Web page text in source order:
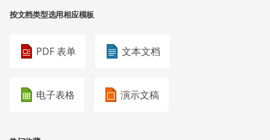
按文档类型选用相应模板
PDF 表单 文本文档
电子表格 演示文稿